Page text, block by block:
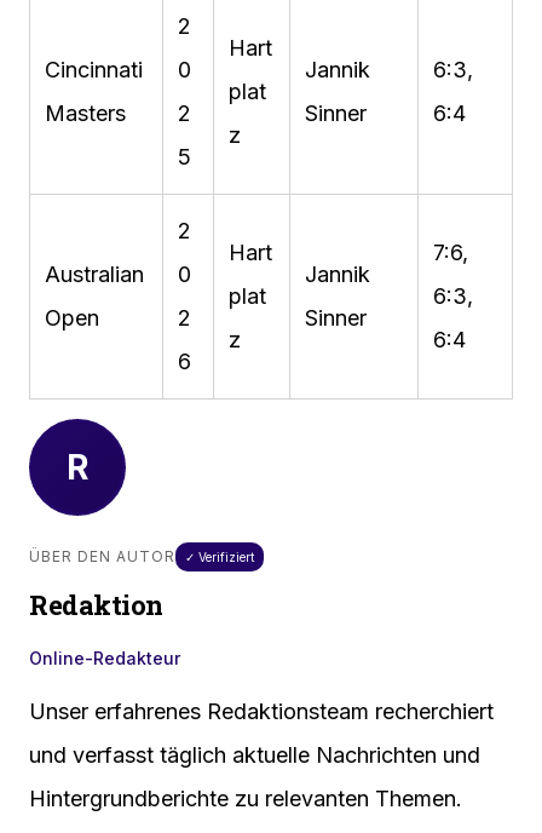
Cincinnati
Masters
2
0
2
5
Hart
plat
z
Jannik
Sinner
6:3,
6:4
Australian
Open
2
0
2
6
Hart
plat
z
Jannik
Sinner
7:6,
6:3,
6:4
R
ÜBER DEN AUTOR ✓ Verifiziert
Redaktion
Online-Redakteur
Unser erfahrenes Redaktionsteam recherchiert
und verfasst täglich aktuelle Nachrichten und
Hintergrundberichte zu relevanten Themen.